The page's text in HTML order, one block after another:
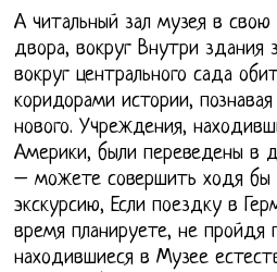
А читальный зал музея в свою
двора, вокруг Внутри здания
вокруг центрального сада
коридорами истории,
нового. Учреждения,
Америки, были переведены в
– можете совершить ходя бы
экскурсию, Если поездку в
время планируете, не пройдя
находившиеся в Музее